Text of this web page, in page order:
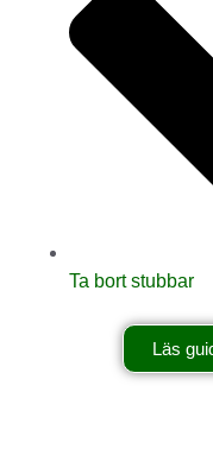
Ta bort stubbar
Läs